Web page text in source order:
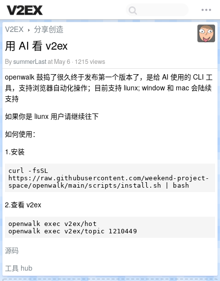
V2EX › 分享创造
用 AI 看 v2ex
BysummerLastat May 6 · 1215 views
openwalk 鼓捣了很久终于发布第一个版本了，是给 AI 使用的 CLI 工
具，支持浏览器自动化操作；目前支持 liunx; window 和 mac 会陆续
支持
如果你是 liunx 用户请继续往下
如何使用：
1.安装
curl -fsSL
https://raw.githubusercontent.com/weekend-project-
2.查看 v2ex
openwalk exec v2ex/hot
源码
工具 hub